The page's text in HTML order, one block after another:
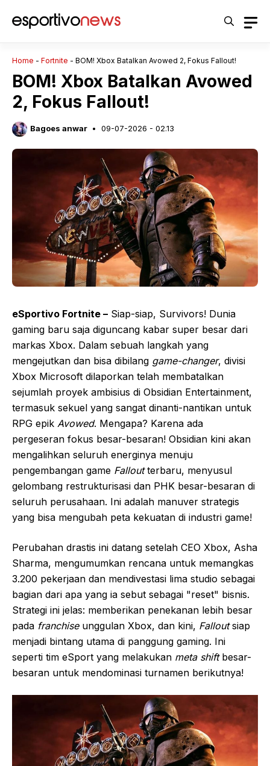
Home - Fortnite - BOM! Xbox Batalkan Avowed 2, Fokus Fallout!
BOM! Xbox Batalkan Avowed
2, Fokus Fallout!
Bagoes anwar 09-07-2026 - 02.13
eSportivo Fortnite – Siap-siap, Survivors! Dunia
gaming baru saja diguncang kabar super besar dari
markas Xbox. Dalam sebuah langkah yang
mengejutkan dan bisa dibilang game-changer, divisi
Xbox Microsoft dilaporkan telah membatalkan
sejumlah proyek ambisius di Obsidian Entertainment,
termasuk sekuel yang sangat dinanti-nantikan untuk
RPG epik Avowed. Mengapa? Karena ada
pergeseran fokus besar-besaran! Obsidian kini akan
mengalihkan seluruh energinya menuju
pengembangan game Falloutterbaru, menyusul
gelombang restrukturisasi dan PHK besar-besaran di
seluruh perusahaan. Ini adalah manuver strategis
yang bisa mengubah peta kekuatan di industri game!
Perubahan drastis ini datang setelah CEO Xbox, Asha
Sharma, mengumumkan rencana untuk memangkas
3.200 pekerjaan dan mendivestasi lima studio sebagai
bagian dari apa yang ia sebut sebagai "reset" bisnis.
Strategi ini jelas: memberikan penekanan lebih besar
pada franchiseunggulan Xbox, dan kini, Falloutsiap
menjadi bintang utama di panggung gaming. Ini
seperti tim eSport yang melakukan meta shiftbesar-
besaran untuk mendominasi turnamen berikutnya!